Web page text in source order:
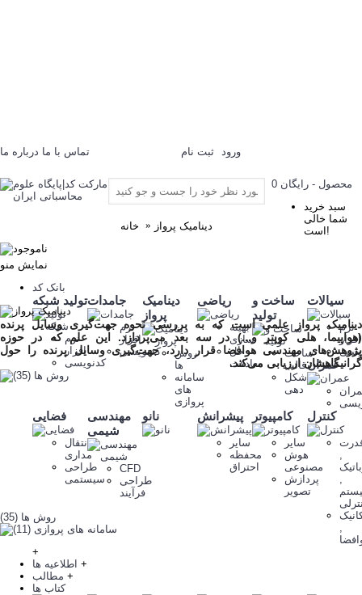
تماس با ما درباره ما ورود ثبت نام
0 محصول - رایگان
سبد خرید
شما خالی
است!
نمایش منو
بانک کد
تولید شبکه
نرم
افزار
کدنویسی
جامدات
نرم
افزار
کدنویسی
دینامیک
پرواز
روش
ها
سامانه
های
پروازی
ریاضی
بهینه
سازی
حل
معادلات
ساخت و
تولید
ساخت
قالب
شکل
دهی
سیالات
نرم
افزار
عمران
فضایی
انتقال
مداری
طراحی
سیستمی
مهندسی
شیمی
CFD
طراحی
فرآیند
نانو پیشرانش
سایر
محفظه
احتراق
کامپیوتر
سایر
هوش
مصنوعی
پردازش
تصویر
کنترل
,
,
,
+
اطلاعیه ها +
مطالب +
کتاب ها
خانه دینامیک پرواز
دینامیک پرواز علمی است که به بررسی نحوه جهت‌گیری وسایل پرنده
(هواپیما، هلی کوپتر و...) در سه بعد می‌پردازد. این علم که در حوزه
پژوهش‌های مهندسی هوافضا قرار دارد، جهت‌گیری وسایل پرنده را حول
گرانیگاهشان ارزیابی می‌کند.
روش ها (35)